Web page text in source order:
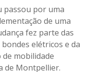
passou por uma
de uma
fez parte das
elétricos e da
mobilidade
de Montpellier.